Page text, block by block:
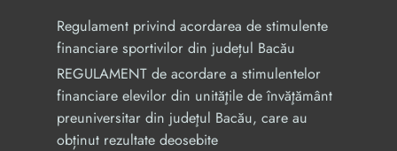
Regulament privind acordarea de stimulente
financiare sportivilor din județul Bacău
REGULAMENT de acordare a stimulentelor
financiare elevilor din unităţile de învăţământ
preuniversitar din judeţul Bacău, care au
obținut rezultate deosebite